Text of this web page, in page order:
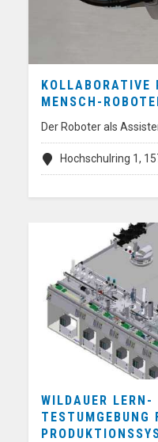
KOLLABORATIVE
MENSCH-
Der Roboter als
Hochschulring 1,
WILDAUER LERN-
TESTUMGEBUNG